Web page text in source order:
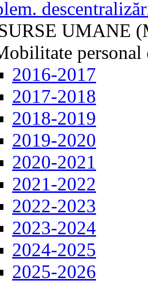
UMANE
personal
2016-2017
2017-2018
2018-2019
2019-2020
2020-2021
2021-2022
2022-2023
2023-2024
2024-2025
2025-2026